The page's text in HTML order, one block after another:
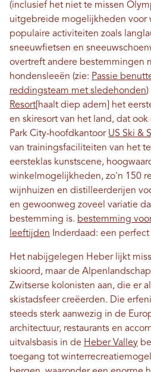
(inclusief het niet te missen
uitgebreide mogelijkheden voor
populaire activiteiten zoals
sneeuwfietsen en
overtreft andere bestemmingen
hondensleeën (zie: Passie
reddingsteam met sledehonden)
Resort [haalt diep adem] het
en skiresort van het land, dat
Park City-hoofdkantoor US Ski &
van trainingsfaciliteiten van het
eersteklas kunstscene,
winkelmogelijkheden, zo'n 150
wijnhuizen en distilleerderijen
en gewoonweg zoveel variatie
bestemming is. bestemming
leeftijden Inderdaad: een
Het nabijgelegen Heber lijkt
skioord, maar de
Zwitserse kolonisten aan, die er
skistadsfeer creëerden. Die
steeds sterk aanwezig in de
architectuur, restaurants en
uitvalsbasis in de Heber Valley
toegang tot